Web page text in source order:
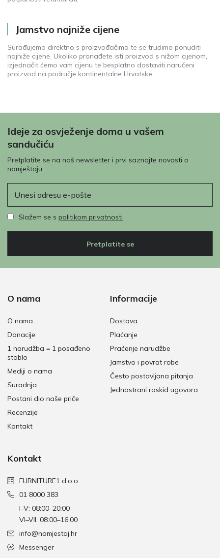
Jamstvo najniže cijene
Surađujemo direktno s proizvođačima te se trudimo ponuditi
najniže cijene. Ukoliko pronađete isti proizvod s nižom cijenom,
izjednačit ćemo vam cijenu te besplatno dostaviti naručeni
proizvod na područje kontinentalne Hrvatske.
Ideje za osvježenje doma u vašem
sandučiću
Pretplatite se na naš newsletter i prvi saznajte novosti o
namještaju.
Slažem se s politikom privatnosti
Pretplatite se
O nama
O nama
Donacije
1 narudžba = 1 posađeno
stablo
Mediji o nama
Suradnja
Postani dio naše priče
Recenzije
Kontakt
Informacije
Dostava
Plaćanje
Praćenje narudžbe
Jamstvo i povrat robe
Često postavljana pitanja
Jednostrani raskid ugovora
Kontakt
FURNITURE1 d.o.o.
01 8000 383
I–V: 08:00–20:00
VI–VII: 08:00–16:00
info@namjestaj.hr
Messenger